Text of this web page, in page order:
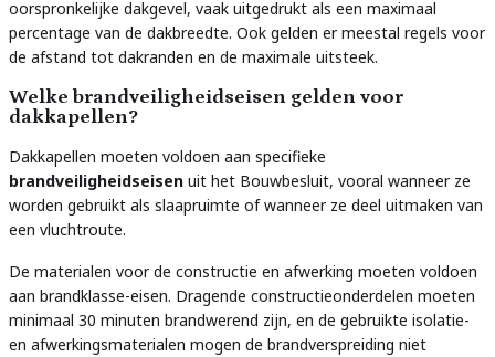
oorspronkelijke dakgevel, vaak uitgedrukt als een maximaal
percentage van de dakbreedte. Ook gelden er meestal regels voor
de afstand tot dakranden en de maximale uitsteek.
Welke brandveiligheidseisen gelden voor
dakkapellen?
Dakkapellen moeten voldoen aan specifieke
brandveiligheidseisen uit het Bouwbesluit, vooral wanneer ze
worden gebruikt als slaapruimte of wanneer ze deel uitmaken van
een vluchtroute.
De materialen voor de constructie en afwerking moeten voldoen
aan brandklasse-eisen. Dragende constructieonderdelen moeten
minimaal 30 minuten brandwerend zijn, en de gebruikte isolatie-
en afwerkingsmaterialen mogen de brandverspreiding niet